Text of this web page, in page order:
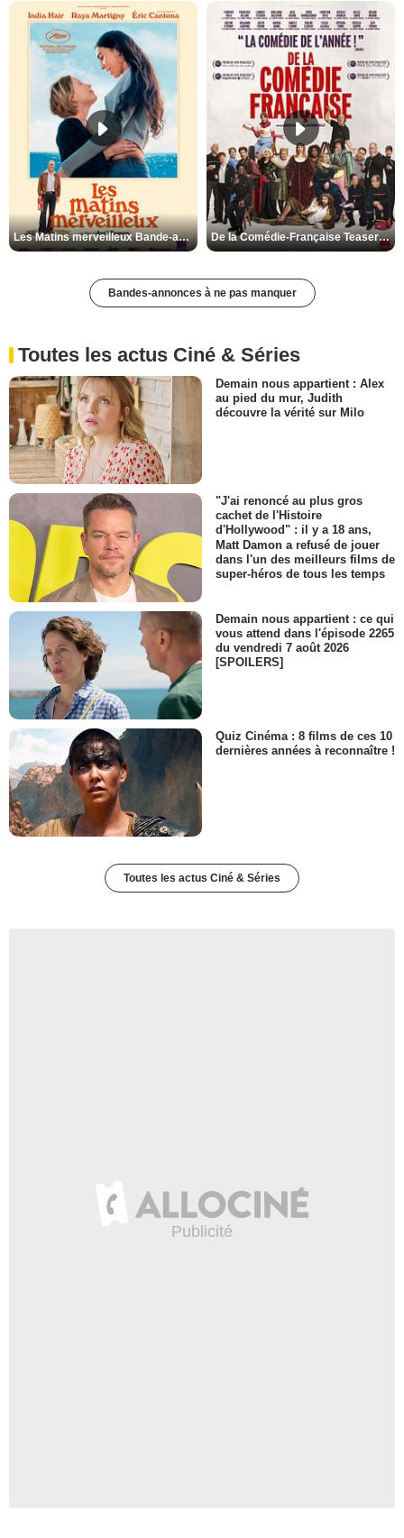
Les Matins merveilleux Bande-annonce VF De la Comédie-Française Teaser VF
Bandes-annonces à ne pas manquer
Toutes les actus Ciné & Séries
Demain nous appartient : Alex
au pied du mur, Judith
découvre la vérité sur Milo
"J'ai renoncé au plus gros
cachet de l'Histoire
d'Hollywood" : il y a 18 ans,
Matt Damon a refusé de jouer
dans l'un des meilleurs films de
super-héros de tous les temps
Demain nous appartient : ce qui
vous attend dans l'épisode 2265
du vendredi 7 août 2026
[SPOILERS]
Quiz Cinéma : 8 films de ces 10
dernières années à reconnaître !
Toutes les actus Ciné & Séries